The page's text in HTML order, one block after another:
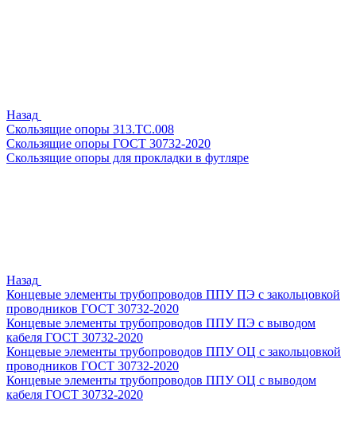
Назад
Скользящие опоры 313.ТС.008
Скользящие опоры ГОСТ 30732-2020
Скользящие опоры для прокладки в футляре
Назад
Концевые элементы трубопроводов ППУ ПЭ с закольцовкой
проводников ГОСТ 30732-2020
Концевые элементы трубопроводов ППУ ПЭ с выводом
кабеля ГОСТ 30732-2020
Концевые элементы трубопроводов ППУ ОЦ с закольцовкой
проводников ГОСТ 30732-2020
Концевые элементы трубопроводов ППУ ОЦ с выводом
кабеля ГОСТ 30732-2020